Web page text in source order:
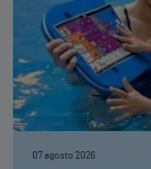
07 agosto 2026